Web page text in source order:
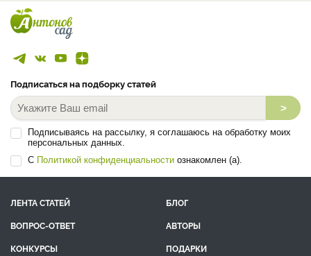
Подписаться на подборку статей
>
Подписываясь на рассылку, я соглашаюсь на обработку моих
персональных данных.
С Политикой конфиденциальности ознакомлен (а).
ЛЕНТА СТАТЕЙ
БЛОГ
ВОПРОС-ОТВЕТ
АВТОРЫ
КОНКУРСЫ
ПОДАРКИ